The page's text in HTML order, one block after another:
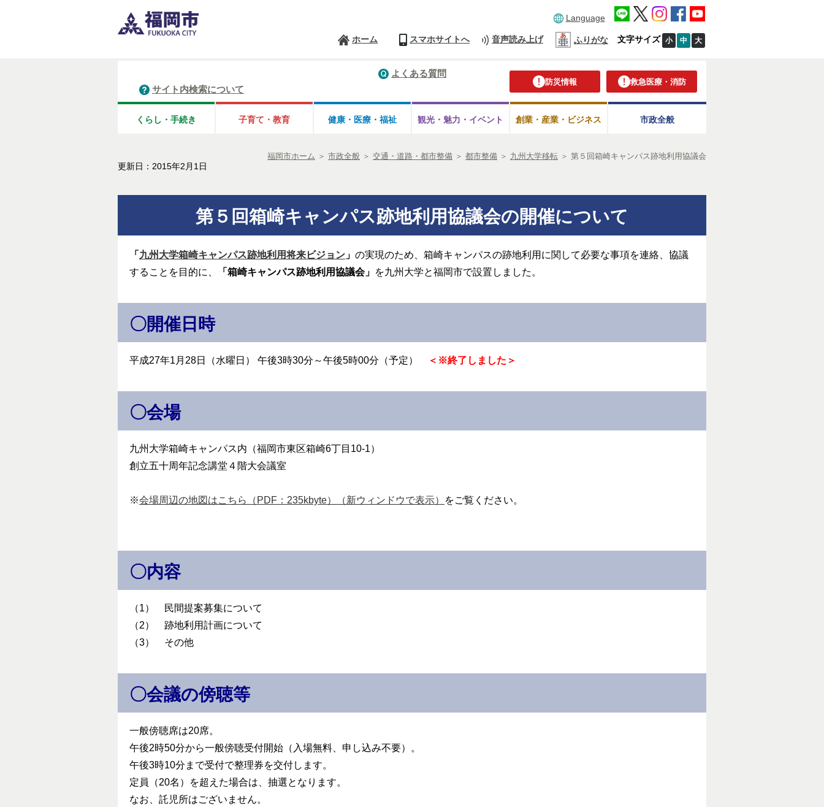
Language
ホーム スマホサイトへ 音声読み上げ ふりがな 文字サイズ 小 中 大
防災情報 救急医療・消防
よくある質問
サイト内検索について
くらし・手続き 子育て・教育 健康・医療・ 福祉 観光・魅力・ イベント 創業・産業・ビジネス 市政全般
福岡市ホーム ＞ 市政全般 ＞ 交通・道路・都市整備 ＞ 都市整備 ＞ 九州大学移転 ＞ 第５回箱崎キャンパス跡地利用協議会
更新日：2015年2月1日
第５回箱崎キャンパス跡地利用協議会の開催について
「 九州大学箱崎キャンパス跡地利用将来ビジョン 」の実現のため、箱崎キャンパスの跡地利用に関して必要な事項を連絡、協議
することを目的に、
「箱崎キャンパス跡地利用協議会」 を九州大学と福岡市で設置しました。
〇開催日時
平成27年1月28日（水曜日） 午後3時30分～午後5時00分（予定） ＜※終了しました＞
〇会場
九州大学箱崎キャンパス内（福岡市東区箱崎6丁目10-1）
創立五十周年記念講堂４階大会議室
※会場周辺の地図はこちら（PDF：235kbyte） （新ウィンドウで表示） をご覧ください。
〇内容
（1） 民間提案募集について
（2） 跡地利用計画について
（3） その他
〇会議の傍聴等
一般傍聴席は20席。
午後2時50分から一般傍聴受付開始（入場無料、申し込み不要）。
午後3時10分まで受付で整理券を交付します。
定員（20名）を超えた場合は、抽選となります。
なお、託児所はございません。